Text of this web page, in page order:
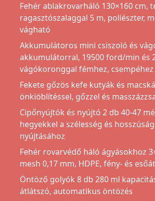
Fehér ablakrovarháló 130×160 cm,
ragasztószalaggal 5 m, poliészter,
vágható
Akkumulátoros mini csiszoló és
akkumulátorral, 19500 ford/min és
vágókoronggal fémhez,
Fekete gőzös kefe kutyák és
önkiöblítéssel, gőzzel és
Cipőnyújtók és nyújtó 2 db 40-47
hegyekkel a szélesség és hosszúság
nyújtásához
Fehér rovarvédő háló ágyásokhoz
mesh 0,17 mm, HDPE, fény- és
Öntöző golyók 8 db 280 ml
átlátszó, automatikus öntözés